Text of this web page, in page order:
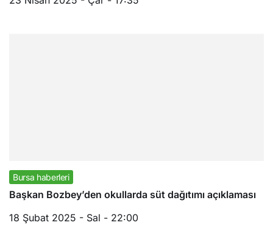
Bursa haberleri
Başkan Bozbey’den okullarda süt dağıtımı açıklaması
18 Şubat 2025 - Sal - 22:00